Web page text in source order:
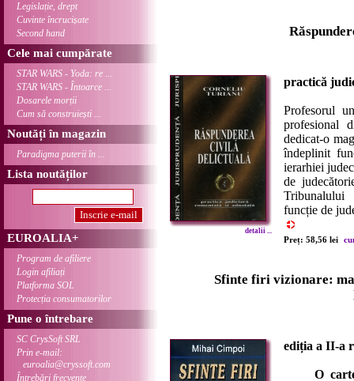
Legislație, drept
Cuvinte încrucișate
Second hand
Cele mai cumpărate
STAR WARS - Yoda: re ...
STAR WARS - Întoarce ...
Dosarele morții
Cum să construiești ...
Noutăți în magazin
Paradigma puterii în ...
Lista noutăților
EUROALIA+
Program de afiliere
Login afiliați
Platforma SOL
Protecția consumatorilor
Pune o întrebare
SC CrysSoft SRL
Prin e-mail:
euroalia@cryssoft.com
Întrebări frecvente
detalii ...
practică
Profesorul
profesional
dedicat-o
îndeplinit
ierarhiei
de
funcție de
Preț: 58,56 lei
Sfinte firi vizionare:
ediția a II-a
O